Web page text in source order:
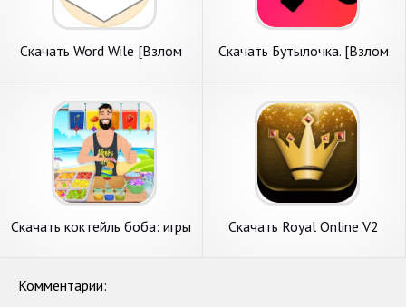
Скачать Word Wile [Взлом
Скачать Бутылочка. [Взлом
Скачать коктейль боба: игры
Скачать Royal Online V2
Комментарии: